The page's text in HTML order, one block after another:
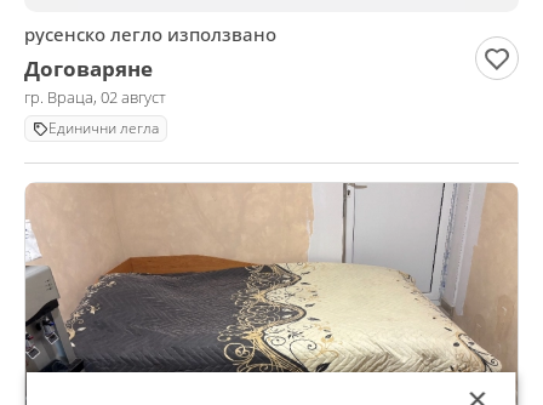
русенско легло използвано
Договаряне
гр. Враца, 02 август
Единични легла